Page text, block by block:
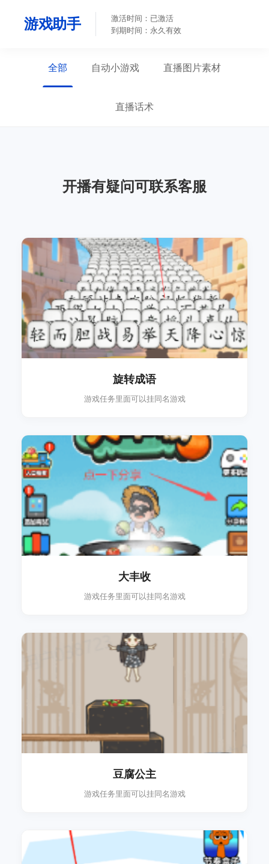
游戏助手
激活时间：已激活
到期时间：永久有效
全部 自动小游戏 直播图片素材
直播话术
开播有疑问可联系客服
旋转成语
游戏任务里面可以挂同名游戏
大丰收
游戏任务里面可以挂同名游戏
豆腐公主
游戏任务里面可以挂同名游戏